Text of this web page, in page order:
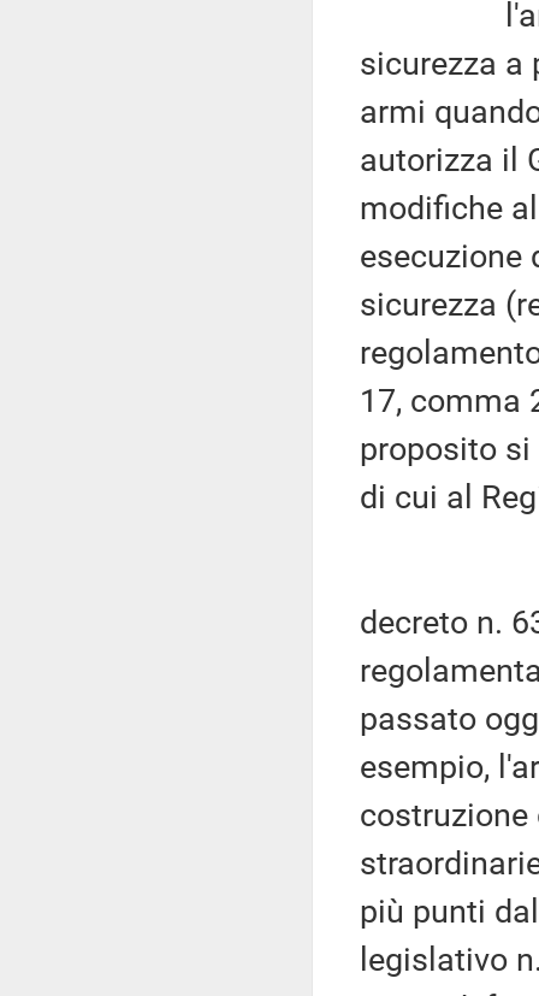
l'articolo
sicurezza a
armi
autorizza il
modifiche
esecuzione
sicurezza
17, comma
proposito si
di cui al
decreto n.
passato
esempio,
più punti
legislativo